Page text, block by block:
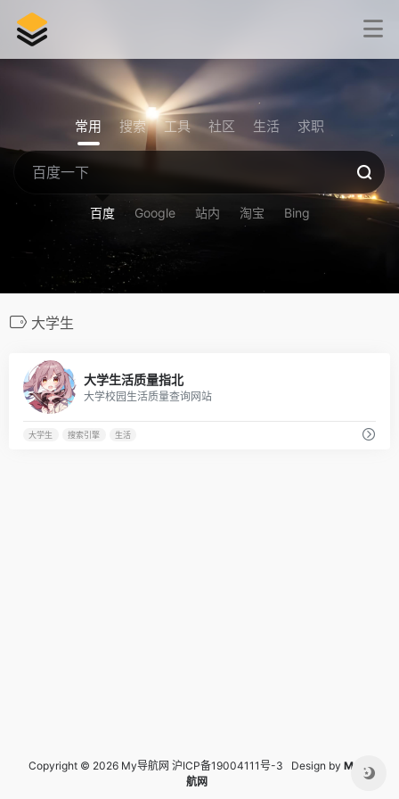
常用 搜索 工具 社区 生活 求职
百度 Google 站内 淘宝 Bing
大学生
大学生活质量指北
大学校园生活质量查询网站
大学生 搜索引擎 生活
Copyright © 2026 My导航网 沪ICP备19004111号-3 Design by My导
航网